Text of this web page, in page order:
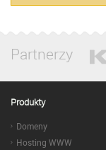
Partnerzy
Produkty
Domeny
Hosting WWW